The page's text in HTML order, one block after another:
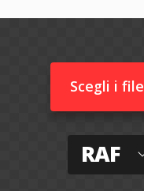
Scegli i file
RAF